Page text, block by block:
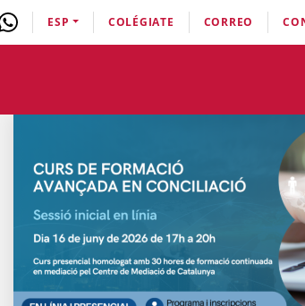
ESP COLÉGIATE CORREO